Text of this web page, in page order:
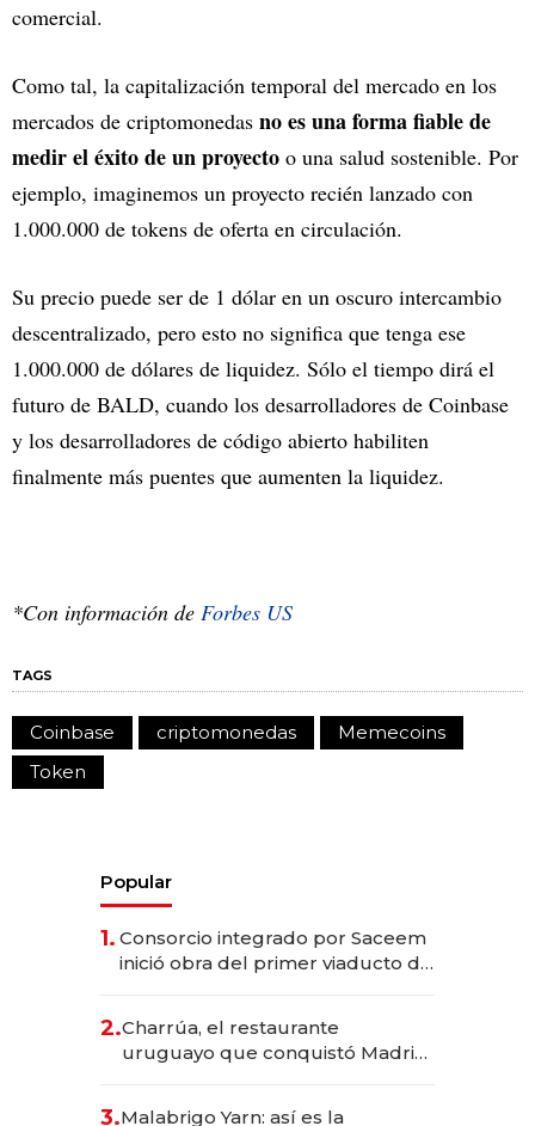
comercial.
Como tal, la capitalización temporal del mercado en los
mercados de criptomonedas no es una forma fiable de
medir el éxito de un proyecto o una salud sostenible. Por
ejemplo, imaginemos un proyecto recién lanzado con
1.000.000 de tokens de oferta en circulación.
Su precio puede ser de 1 dólar en un oscuro intercambio
descentralizado, pero esto no significa que tenga ese
1.000.000 de dólares de liquidez. Sólo el tiempo dirá el
futuro de BALD, cuando los desarrolladores de Coinbase
y los desarrolladores de código abierto habiliten
finalmente más puentes que aumenten la liquidez.
*Con información de Forbes US
TAGS
Coinbase criptomonedas
Memecoins
Token
Popular
1. Consorcio integrado por Saceem
inició obra del primer viaducto de
millones
2.Charrúa, el restaurante
uruguayo que conquistó Madrid:
3.Malabrigo Yarn: así es la